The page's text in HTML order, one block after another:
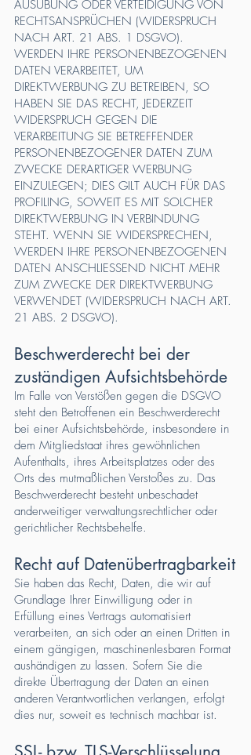
AUSÜBUNG ODER VERTEIDIGUNG VON
RECHTSANSPRÜCHEN (WIDERSPRUCH
NACH ART. 21 ABS. 1 DSGVO).
WERDEN IHRE PERSONENBEZOGENEN
DATEN VERARBEITET, UM
DIREKTWERBUNG ZU BETREIBEN, SO
HABEN SIE DAS RECHT, JEDERZEIT
WIDERSPRUCH GEGEN DIE
VERARBEITUNG SIE BETREFFENDER
PERSONENBEZOGENER DATEN ZUM
ZWECKE DERARTIGER WERBUNG
EINZULEGEN; DIES GILT AUCH FÜR DAS
PROFILING, SOWEIT ES MIT SOLCHER
DIREKTWERBUNG IN VERBINDUNG
STEHT. WENN SIE WIDERSPRECHEN,
WERDEN IHRE PERSONENBEZOGENEN
DATEN ANSCHLIESSEND NICHT MEHR
ZUM ZWECKE DER DIREKTWERBUNG
VERWENDET (WIDERSPRUCH NACH ART.
21 ABS. 2 DSGVO).
Beschwerde­recht bei der
zuständigen Aufsichts­behörde
Im Falle von Verstößen gegen die DSGVO
steht den Betroffenen ein Beschwerderecht
bei einer Aufsichtsbehörde, insbesondere in
dem Mitgliedstaat ihres gewöhnlichen
Aufenthalts, ihres Arbeitsplatzes oder des
Orts des mutmaßlichen Verstoßes zu. Das
Beschwerderecht besteht unbeschadet
anderweitiger verwaltungsrechtlicher oder
gerichtlicher Rechtsbehelfe.
Recht auf Daten­übertrag­barkeit
Sie haben das Recht, Daten, die wir auf
Grundlage Ihrer Einwilligung oder in
Erfüllung eines Vertrags automatisiert
verarbeiten, an sich oder an einen Dritten in
einem gängigen, maschinenlesbaren Format
aushändigen zu lassen. Sofern Sie die
direkte Übertragung der Daten an einen
anderen Verantwortlichen verlangen, erfolgt
dies nur, soweit es technisch machbar ist.